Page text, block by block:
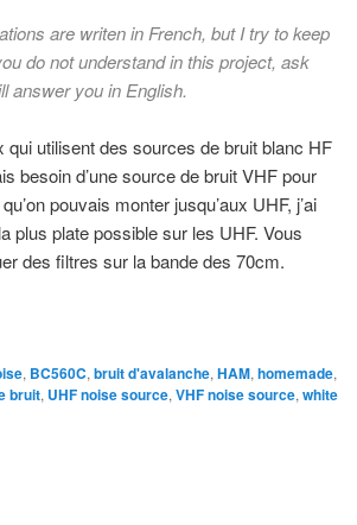
are writen in French, but I try to keep
do not understand in this project, ask
answer you in English.
utilisent des sources de bruit blanc HF
besoin d’une source de bruit VHF pour
pouvais monter jusqu’aux UHF, j’ai
plus plate possible sur les UHF. Vous
des filtres sur la bande des 70cm.
, BC560C, bruit d'avalanche, HAM, homemade,
bruit, UHF noise source, VHF noise source, white